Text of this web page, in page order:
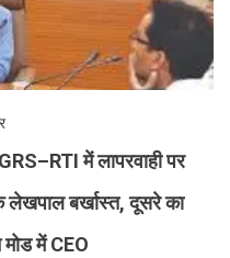
में लापरवाही पर
लेखपाल बर्खास्त, दूसरे का
में CEO